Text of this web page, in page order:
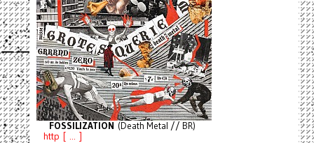
FOSSILIZATION (Death Metal // BR)
http [ ... ]